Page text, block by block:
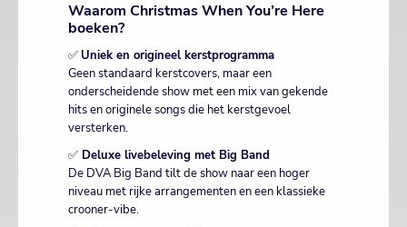
Waarom Christmas When You’re Here
boeken?
✅ Uniek en origineel kerstprogramma
Geen standaard kerstcovers, maar een
onderscheidende show met een mix van gekende
hits en originele songs die het kerstgevoel
versterken.
✅Deluxe livebeleving met Big Band
De DVA Big Band tilt de show naar een hoger
niveau met rijke arrangementen en een klassieke
crooner-vibe.